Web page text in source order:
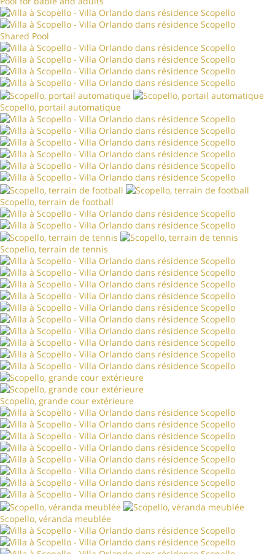
Shared Pool
Scopello, portail automatique
Scopello, terrain de football
Scopello, terrain de tennis
Scopello, grande cour extérieure
Scopello, véranda meublée